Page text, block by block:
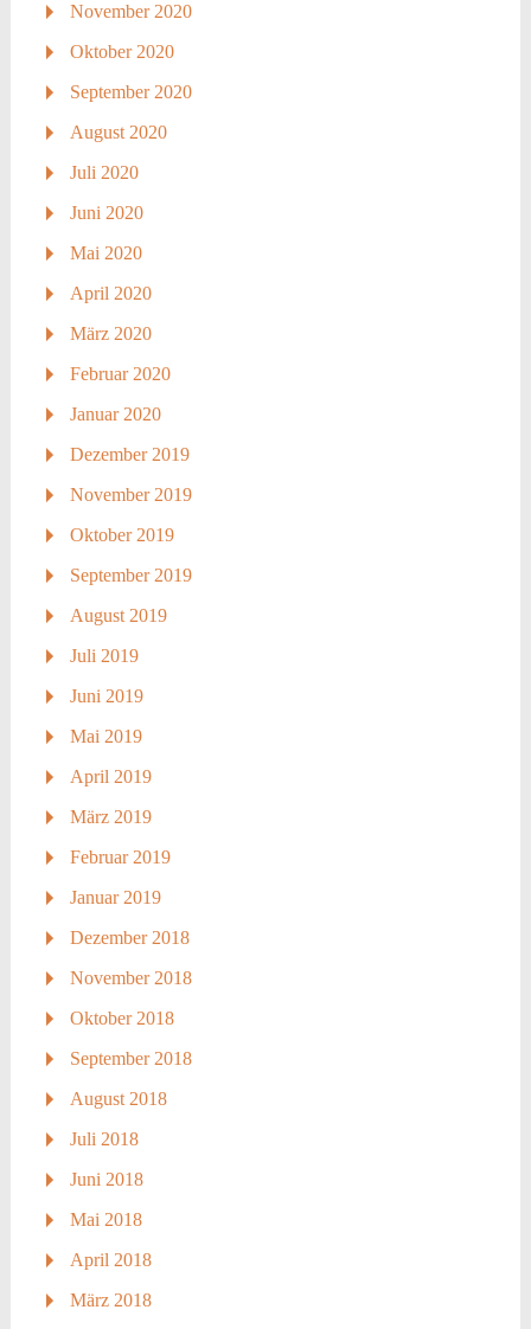
November 2020
Oktober 2020
September 2020
August 2020
Juli 2020
Juni 2020
Mai 2020
April 2020
März 2020
Februar 2020
Januar 2020
Dezember 2019
November 2019
Oktober 2019
September 2019
August 2019
Juli 2019
Juni 2019
Mai 2019
April 2019
März 2019
Februar 2019
Januar 2019
Dezember 2018
November 2018
Oktober 2018
September 2018
August 2018
Juli 2018
Juni 2018
Mai 2018
April 2018
März 2018